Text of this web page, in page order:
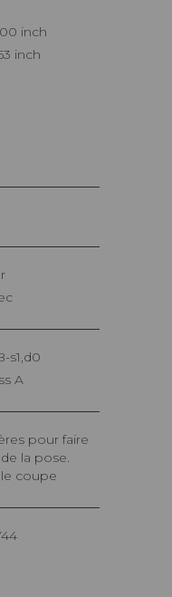
inch
inch
s1,d0
A
la pose.
coupe